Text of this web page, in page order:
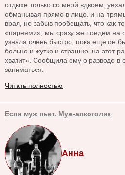
отдыхе только со мной вдвоем,
обманывая прямо в лицо, и на
врал, не забыв пообещать, что как
«парнями», мы сразу же поедем на
узнала очень быстро, пока еще он
больно и жутко и страшно, на этот
хватит». Сообщила ему о разводе в
заниматься.
Читать полностью
Если муж пьет. Муж-алкоголик
Анна